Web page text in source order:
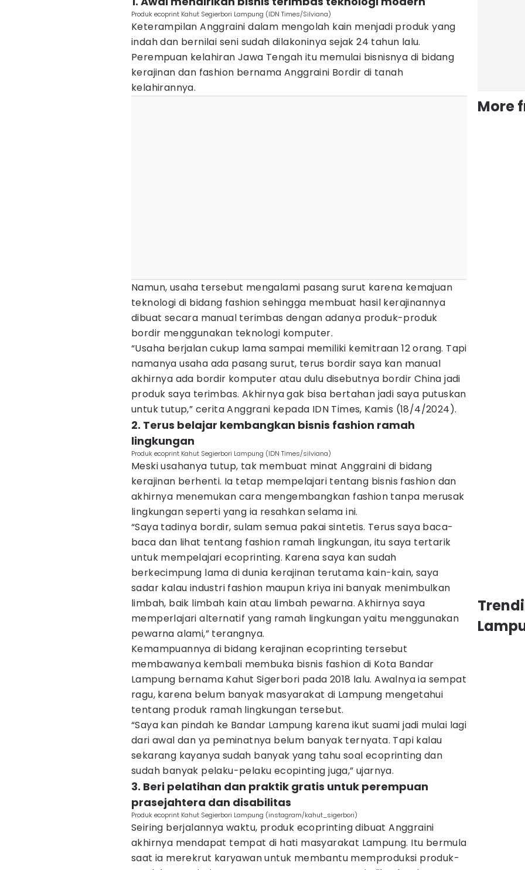
Produk ecoprint Kahut Segierbori Lampung (IDN Times/Silviana)
Keterampilan Anggraini dalam mengolah kain menjadi produk yang
indah dan bernilai seni sudah dilakoninya sejak 24 tahun lalu.
Perempuan kelahiran Jawa Tengah itu memulai bisnisnya di bidang
kerajinan dan fashion bernama Anggraini Bordir di tanah
kelahirannya.
Namun, usaha tersebut mengalami pasang surut karena kemajuan
teknologi di bidang fashion sehingga membuat hasil kerajinannya
dibuat secara manual terimbas dengan adanya produk-produk
bordir menggunakan teknologi komputer.
“Usaha berjalan cukup lama sampai memiliki kemitraan 12 orang. Tapi
namanya usaha ada pasang surut, terus bordir saya kan manual
akhirnya ada bordir komputer atau dulu disebutnya bordir China jadi
produk saya terimbas. Akhirnya gak bisa bertahan jadi saya putuskan
untuk tutup,” cerita Anggrani kepada IDN Times, Kamis (18/4/2024).
2. Terus belajar kembangkan bisnis fashion ramah
lingkungan
Produk ecoprint Kahut Segierbori Lampung (IDN Times/silviana)
Meski usahanya tutup, tak membuat minat Anggraini di bidang
kerajinan berhenti. Ia tetap mempelajari tentang bisnis fashion dan
akhirnya menemukan cara mengembangkan fashion tanpa merusak
lingkungan seperti yang ia resahkan selama ini.
“Saya tadinya bordir, sulam semua pakai sintetis. Terus saya baca-
baca dan lihat tentang fashion ramah lingkungan, itu saya tertarik
untuk mempelajari ecoprinting. Karena saya kan sudah
berkecimpung lama di dunia kerajinan terutama kain-kain, saya
sadar kalau industri fashion maupun kriya ini banyak menimbulkan
limbah, baik limbah kain atau limbah pewarna. Akhirnya saya
memperlajari alternatif yang ramah lingkungan yaitu menggunakan
pewarna alami,” terangnya.
Kemampuannya di bidang kerajinan ecoprinting tersebut
membawanya kembali membuka bisnis fashion di Kota Bandar
Lampung bernama Kahut Sigerbori pada 2018 lalu. Awalnya ia sempat
ragu, karena belum banyak masyarakat di Lampung mengetahui
tentang produk ramah lingkungan tersebut.
“Saya kan pindah ke Bandar Lampung karena ikut suami jadi mulai lagi
dari awal dan ya peminatnya belum banyak ternyata. Tapi kalau
sekarang kayanya sudah banyak yang tahu soal ecoprinting dan
sudah banyak pelaku-pelaku ecopinting juga,” ujarnya.
3. Beri pelatihan dan praktik gratis untuk perempuan
prasejahtera dan disabilitas
Produk ecoprint Kahut Segierbori Lampung (instagram/kahut_sigerbori)
Seiring berjalannya waktu, produk ecoprinting dibuat Anggraini
akhirnya mendapat tempat di hati masyarakat Lampung. Itu bermula
saat ia merekrut karyawan untuk membantu memproduksi produk-
More